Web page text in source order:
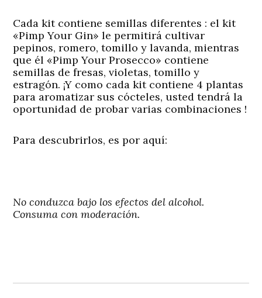
Cada kit contiene semillas diferentes : el kit
«Pimp Your Gin» le permitirá cultivar
pepinos, romero, tomillo y lavanda, mientras
que él «Pimp Your Prosecco» contiene
semillas de fresas, violetas, tomillo y
estragón. ¡Y como cada kit contiene 4 plantas
para aromatizar sus cócteles, usted tendrá la
oportunidad de probar varias combinaciones !
Para descubrirlos, es por aquí:
No conduzca bajo los efectos del alcohol.
Consuma con moderación.